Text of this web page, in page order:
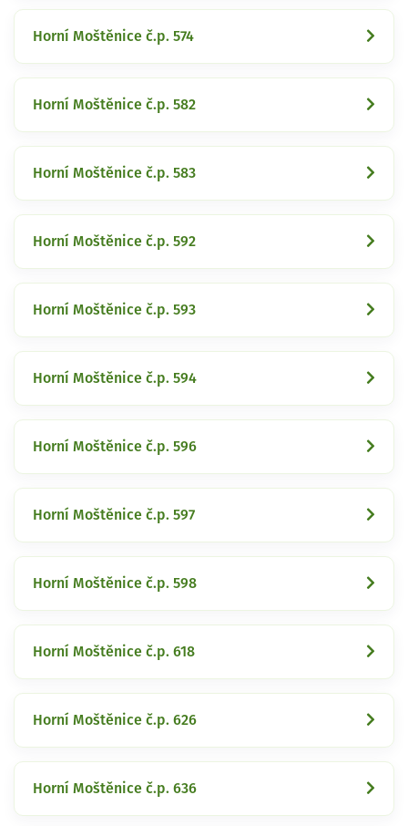
Horní Moštěnice č.p. 574
Horní Moštěnice č.p. 582
Horní Moštěnice č.p. 583
Horní Moštěnice č.p. 592
Horní Moštěnice č.p. 593
Horní Moštěnice č.p. 594
Horní Moštěnice č.p. 596
Horní Moštěnice č.p. 597
Horní Moštěnice č.p. 598
Horní Moštěnice č.p. 618
Horní Moštěnice č.p. 626
Horní Moštěnice č.p. 636